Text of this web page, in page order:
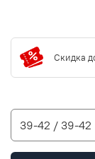
Скидка
39-42 / 39-42